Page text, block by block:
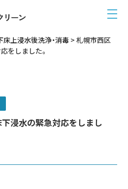
床上浸水後洗浄・消毒 >札幌市西区
をしました。
浸水の緊急対応をしまし